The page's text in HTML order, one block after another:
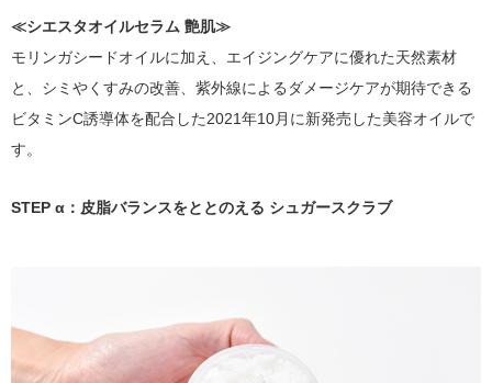
≪シエスタオイルセラム 艶肌≫
モリンガシードオイルに加え、エイジングケアに優れた天然素材
と、シミやくすみの改善、紫外線によるダメージケアが期待できる
ビタミンC誘導体を配合した2021年10月に新発売した美容オイルで
す。
STEP α：皮脂バランスをととのえる シュガースクラブ